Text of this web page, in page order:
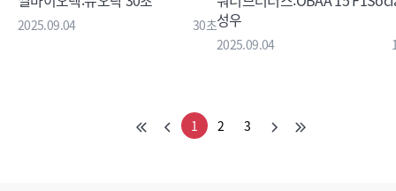
2025.09.04 30초성우
2025.09.04
1 2 3